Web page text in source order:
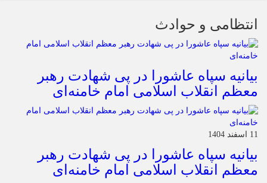
انتظامی و حوادث
بیانیه سپاه عاشورا در پی شهادت رهبر
معظم انقلاب اسلامی امام خامنه‌ای
11 اسفند 1404
بیانیه سپاه عاشورا در پی شهادت رهبر
معظم انقلاب اسلامی امام خامنه‌ای